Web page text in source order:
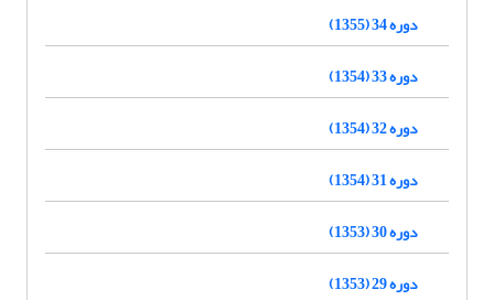
دوره 34 (1355)
دوره 33 (1354)
دوره 32 (1354)
دوره 31 (1354)
دوره 30 (1353)
دوره 29 (1353)